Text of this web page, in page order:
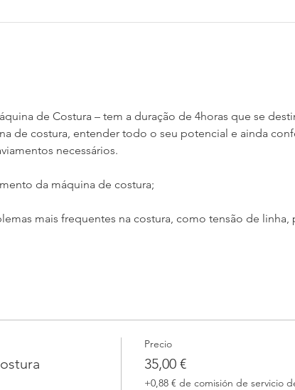
de Costura – tem a duração de 4horas que se
de costura, entender todo o seu potencial e ainda
necessários.
da máquina de costura;
mais frequentes na costura, como tensão de linha,
Precio
35,00 €
+0,88 € de comisión de servicio